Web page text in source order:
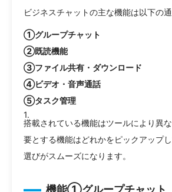
ビジネスチャットの主な機能は以下の通
①グループチャット
②既読機能
③ファイル共有・ダウンロード
④ビデオ・音声通話
⑤タスク管理
搭載されている機能はツールにより異
要とする機能はどれかをピックアップ
選びがスムーズになります。